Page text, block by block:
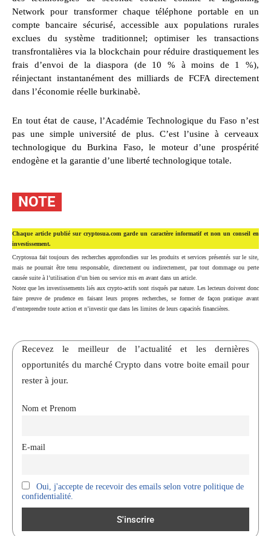
Network pour transformer chaque téléphone portable en un
compte bancaire sécurisé, accessible aux populations rurales
exclues du système traditionnel; optimiser les transactions
transfrontalières via la blockchain pour réduire drastiquement les
frais d’envoi de la diaspora (de 10 % à moins de 1 %),
réinjectant instantanément des milliards de FCFA directement
dans l’économie réelle burkinabè.
En tout état de cause, l’Académie Technologique du Faso n’est
pas une simple université de plus. C’est l’usine à cerveaux
technologique du Burkina Faso, le moteur d’une prospérité
endogène et la garantie d’une liberté technologique totale.
NOTE
Chaque article publié sur cryptosua.com garde un caractère informatif et non un conseil en
investissement.
Cryptosua fait toujours des recherches approfondies sur les produits et services présentés sur le site,
mais ne pourrait être tenu responsable, directement ou indirectement, par tout dommage ou perte
causée suite à l’utilisation d’un bien ou service mis en avant dans un article.
Notez que les investissements liés aux crypto-actifs sont risqués par nature. Les lecteurs doivent donc
faire preuve de prudence en faisant leurs propres recherches, se former de façon pratique avant
d’entreprendre toute action et n’investir que dans les limites de leurs capacités financières.
Recevez le meilleur de l’actualité et les dernières
opportunités du marché Crypto dans votre boite email pour
rester à jour.
Nom et Prenom
E-mail
Oui, j'accepte de recevoir des emails selon votre politique de
confidentialité.